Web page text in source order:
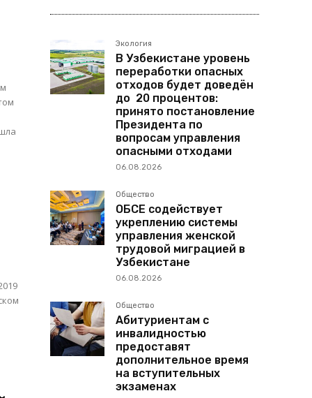
Экология
В Узбекистане уровень
переработки опасных
отходов будет доведён
до 20 процентов:
принято постановление
Президента по
вопросам управления
опасными отходами
06.08.2026
Общество
ОБСЕ содействует
укреплению системы
управления женской
трудовой миграцией в
Узбекистане
06.08.2026
Общество
Абитуриентам с
инвалидностью
предоставят
дополнительное время
на вступительных
экзаменах